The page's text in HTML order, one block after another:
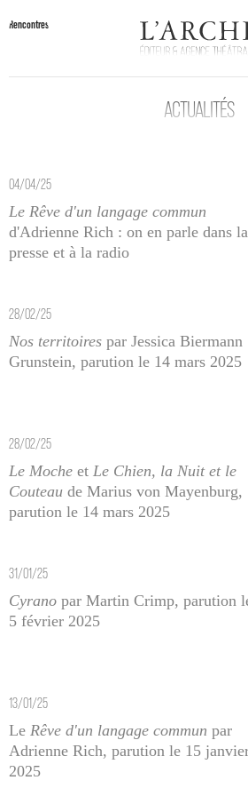
Rencontres
ACTUALITÉS
04/04/25
Le Rêve d'un langage commun
d'Adrienne Rich : on en parle dans la
presse et à la radio
28/02/25
Nos territoires par Jessica Biermann
Grunstein, parution le 14 mars 2025
28/02/25
Le Moche et Le Chien, la Nuit et le
Couteau de Marius von Mayenburg,
parution le 14 mars 2025
31/01/25
Cyrano par Martin Crimp, parution
5 février 2025
13/01/25
Le Rêve d'un langage commun par
Adrienne Rich, parution le 15
2025